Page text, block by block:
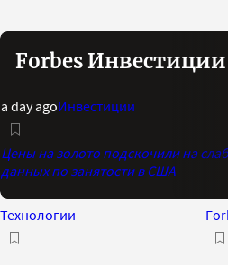
Forbes Инвестиции
a day agoИнвестиции
Цены на золото подскочили на
данных по занятости в США
Технологии